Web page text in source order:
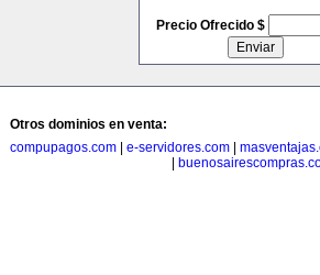
Precio Ofrecido $
Otros dominios en venta:
compupagos.com
e-servidores.com